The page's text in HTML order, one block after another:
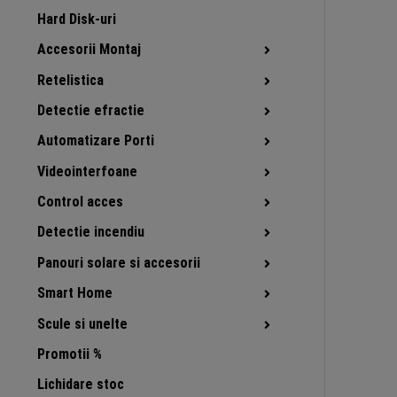
Hard Disk-uri
Accesorii Montaj
Retelistica
Detectie efractie
Automatizare Porti
Videointerfoane
Control acces
Detectie incendiu
Panouri solare si accesorii
Smart Home
Scule si unelte
Promotii %
Lichidare stoc